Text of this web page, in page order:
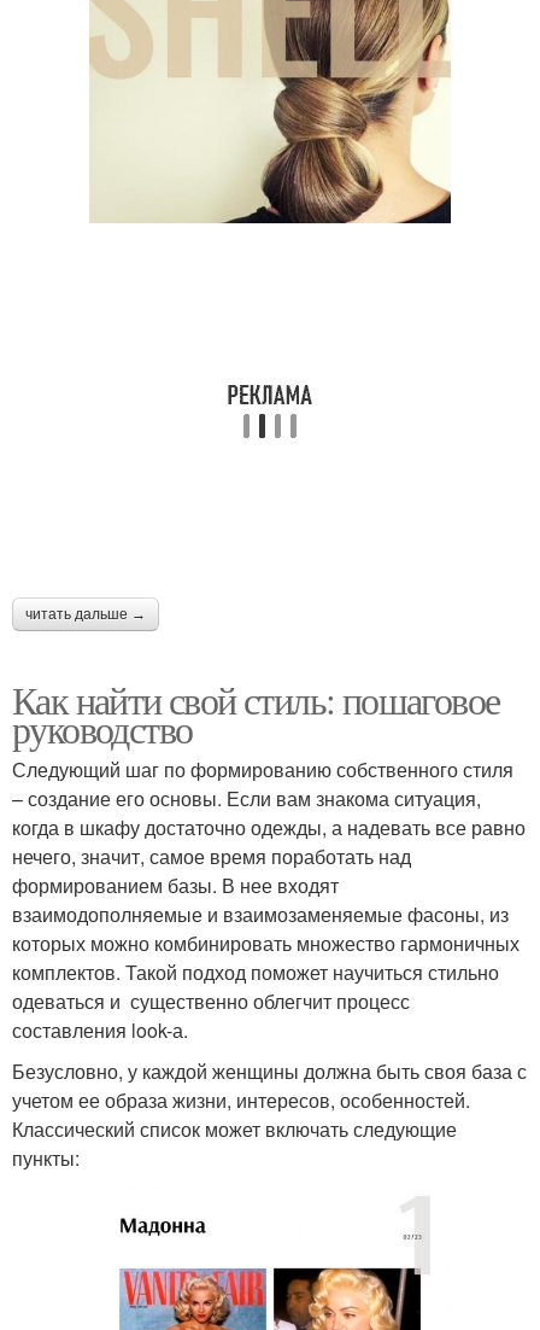
читать дальше →
Как найти свой стиль: пошаговое
руководство
Следующий шаг по формированию собственного стиля
– создание его основы. Если вам знакома ситуация,
когда в шкафу достаточно одежды, а надевать все равно
нечего, значит, самое время поработать над
формированием базы. В нее входят
взаимодополняемые и взаимозаменяемые фасоны, из
которых можно комбинировать множество гармоничных
комплектов. Такой подход поможет научиться стильно
одеваться и существенно облегчит процесс
составления look-а.
Безусловно, у каждой женщины должна быть своя база с
учетом ее образа жизни, интересов, особенностей.
Классический список может включать следующие
пункты: